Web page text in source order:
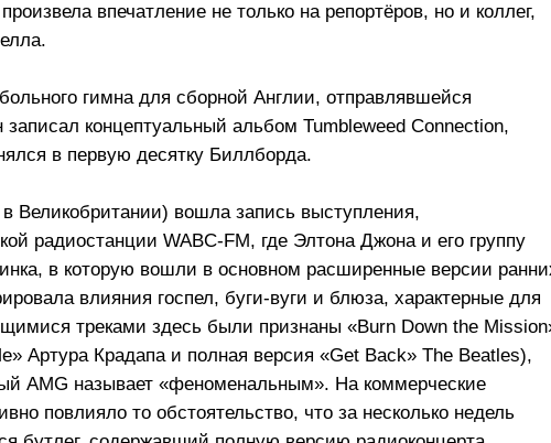
впечатление не только на репортёров, но и коллег,
гимна для сборной Англии, отправлявшейся
концептуальный альбом Tumbleweed Connection,
в первую десятку Биллборда.
в Великобритании) вошла запись выступления,
радиостанции WABC-FM, где Элтона Джона и его группу
в которую вошли в основном расширенные версии
влияния госпел, буги-вуги и блюза, характерные для
треками здесь были признаны «Burn Down the
Артура Крадапа и полная версия «Get Back» The Beatles),
AMG называет «феноменальным». На коммерческие
повлияло то обстоятельство, что за несколько недель